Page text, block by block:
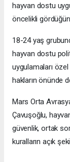
hayvan dostu
öncelikli
18-24 yaş
hayvan dostu
uygulamaları
hakların önünde
Mars Orta
Çavuşoğlu,
güvenlik, ortak
kuralların açık